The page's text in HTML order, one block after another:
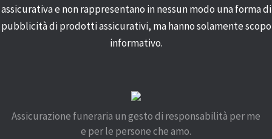
assicurativa e non rappresentano in nessun modo una forma di
pubblicità di prodotti assicurativi, ma hanno solamente scopo
informativo.
Assicurazione funeraria un gesto di responsabilità per me
e per le persone che amo.